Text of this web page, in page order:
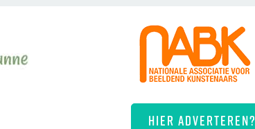
HIER ADVERTEREN?